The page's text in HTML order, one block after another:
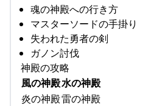
魂の神殿への行き方
マスターソードの手掛り
失われた勇者の剣
ガノン討伐
神殿の攻略
風の神殿水の神殿
炎の神殿雷の神殿